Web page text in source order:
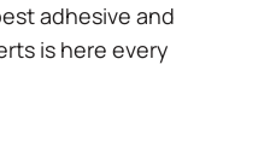
adhesive and
is here every